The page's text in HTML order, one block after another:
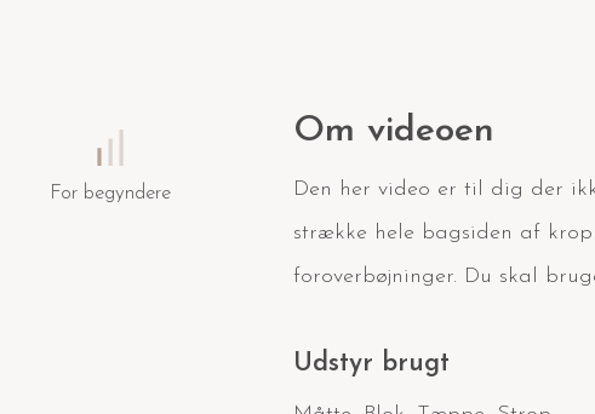
For begyndere
Om videoen
Den her video er til dig der
strække hele bagsiden af
foroverbøjninger. Du skal
Udstyr brugt